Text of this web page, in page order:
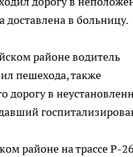
доставлена в больницу.
районе водитель
пешехода, также
дорогу в
районе на трассе Р-